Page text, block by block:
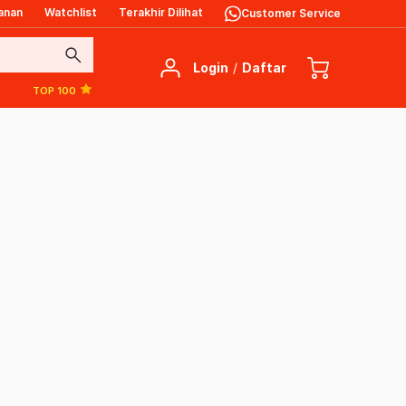
Watchlist Terakhir Dilihat Customer Service
search
TOP 100
Login / Daftar